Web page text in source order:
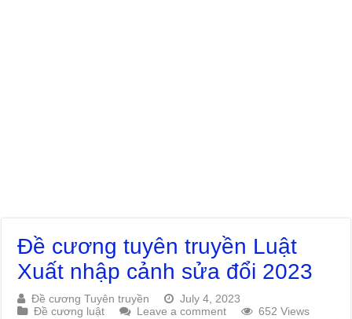
Đề cương tuyên truyền Luật
Xuất nhập cảnh sửa đổi 2023
Đề cương Tuyên truyền
July 4, 2023
Đề cương luật
Leave a comment 652 Views